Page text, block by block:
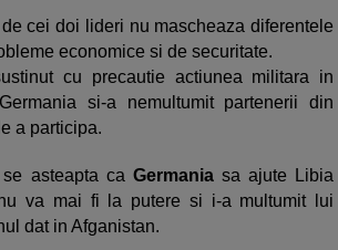
cei doi lideri nu mascheaza diferentele
economice si de securitate.
cu precautie actiunea militara in
si-a nemultumit partenerii din
a participa.
asteapta ca Germania sa ajute Libia
va mai fi la putere si i-a multumit lui
dat in Afganistan.